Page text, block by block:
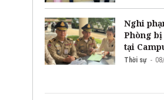
Nghi
Phòng bị
tại
Thời sự